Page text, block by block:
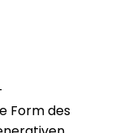
Form des